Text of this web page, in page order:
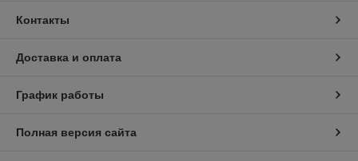
Контакты
Доставка и оплата
График работы
Полная версия сайта